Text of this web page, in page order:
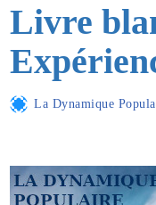
Livre
La Dynamique